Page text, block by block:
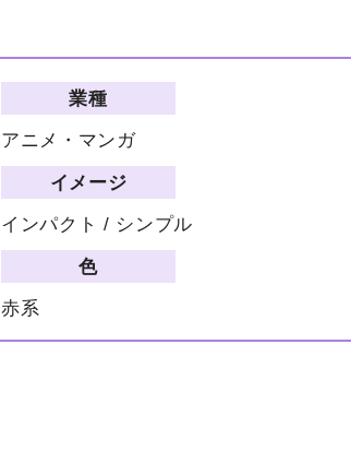
業種
アニメ・マンガ
イメージ
インパクト / シンプル
色
赤系